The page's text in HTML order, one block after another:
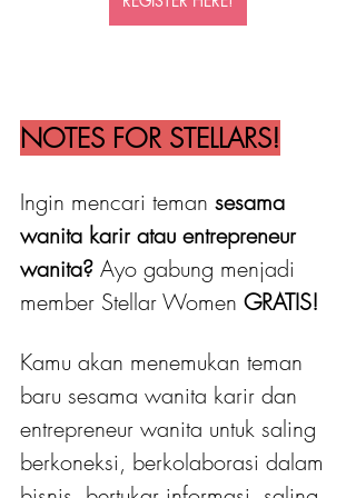
NOTES FOR STELLARS!
Ingin mencari teman sesama
wanita karir atau entrepreneur
wanita? Ayo gabung menjadi
member Stellar Women GRATIS!
Kamu akan menemukan teman
baru sesama wanita karir dan
entrepreneur wanita untuk saling
berkoneksi, berkolaborasi dalam